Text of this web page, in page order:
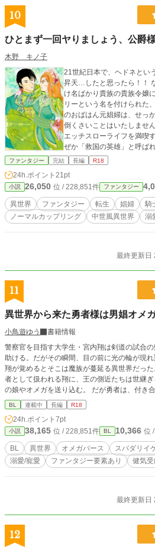
10
ひとまず一回ヤりましょう、公爵
木野 キノ子
21世紀日本で、ヘドネとい
昇天…したと思ったら！！
け名ばかり貴族の貴族令嬢に転生した！
リーという名を付けられた
のおばはん元娼婦は、せっ
倒くさいことはいたしませ
エッチスローライフを満喫
ぜか「救国の英雄」と呼ば
れる…。 ハッキリ言って、イ・ヤ・だ！！ なんでかって？
ん！！ そんな女の相手なん
は言え、この公爵様…顔と
シャ！！ 一体どうしたら、いいの～。 一人
いい悩みを抱えながらも、
ー。 独りよがりな妬み嫉みで、フィリーに噛みつこうとする
りましょう、公爵様の続編
ファンタジー 完結 長編 R18
24h.ポイント 21pt
小説 26,050 位 / 228,851件 ファンタジー
異世界 ファンタジー 転生 娼婦 騎
ノーマルカップリング
中世風異世界 溺
最終更新日
11
異世界から来た勇者様は男娼オメ
小鳥遊ゆう
書籍情報
警察官を目指す大学生・宮内翔は剣道の試合
助ける。だがその瞬間、目の前に光の輪が現
翔が覚めるとそこは魔族が蔓延る異世界だった。 異世界・イブネリオ王国
者として扱われる翔に、王の側近たちは世継
の娘やオメガを送り込む。 だが勇者は、付き
う真面目な性格な上、過去のトラウマから”そ
ていた。 そこで側近たちが考えたのは、オメガの娼館一のフェロモンを持つジ
ュリを使い勇者の”それ”を勃起させる事だった。 一途で真面目なスパダリ勇者
×親を亡くした愛を知らない意地っ張りな男娼
人が本当の愛を知っていく物語。
BL 連載中 長編 R18
24h.ポイント 7pt
小説 38,165 位 / 228,851件 BL 10,366 位
BL 異世界 オメガバース スパダリイ
溺愛/寵愛
ファンタジー要素あり 健気受
最終更新日
12